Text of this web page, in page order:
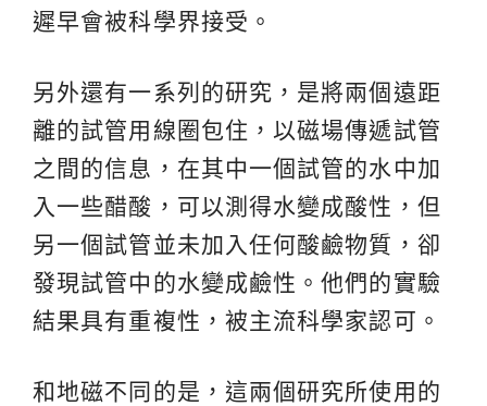
遲早會被科學界接受。
另外還有一系列的研究，是將兩個遠距
離的試管用線圈包住，以磁場傳遞試管
之間的信息，在其中一個試管的水中加
入一些醋酸，可以測得水變成酸性，但
另一個試管並未加入任何酸鹼物質，卻
發現試管中的水變成鹼性。他們的實驗
結果具有重複性，被主流科學家認可。
和地磁不同的是，這兩個研究所使用的